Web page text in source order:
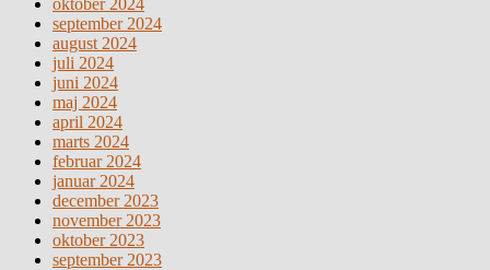
september 2024
august 2024
juli 2024
juni 2024
maj 2024
april 2024
marts 2024
februar 2024
januar 2024
december 2023
november 2023
oktober 2023
september 2023